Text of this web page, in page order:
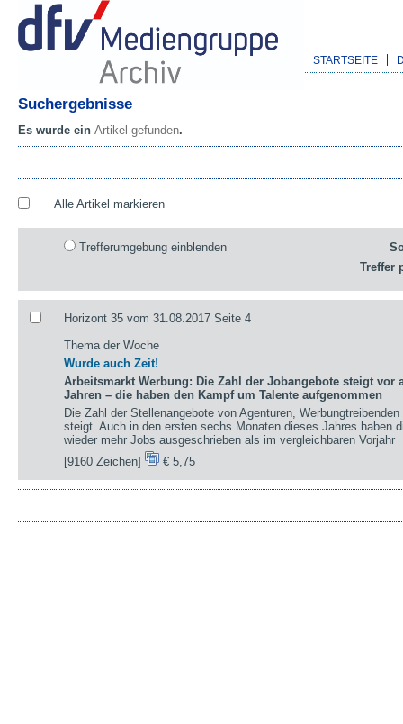
STARTSEITE
Suchergebnisse
Es wurde ein Artikel gefunden.
Alle Artikel markieren
Trefferumgebung einblenden
Treffer
Horizont 35 vom 31.08.2017 Seite 4
Thema der Woche
Wurde auch Zeit!
Arbeitsmarkt Werbung: Die Zahl der Jobangebote steigt vor
Jahren – die haben den Kampf um Talente aufgenommen
Die Zahl der Stellenangebote von Agenturen,
steigt. Auch in den ersten sechs Monaten dieses Jahres haben
wieder mehr Jobs ausgeschrieben als im vergleichbaren Vorjahr
[9160 Zeichen]
€ 5,75